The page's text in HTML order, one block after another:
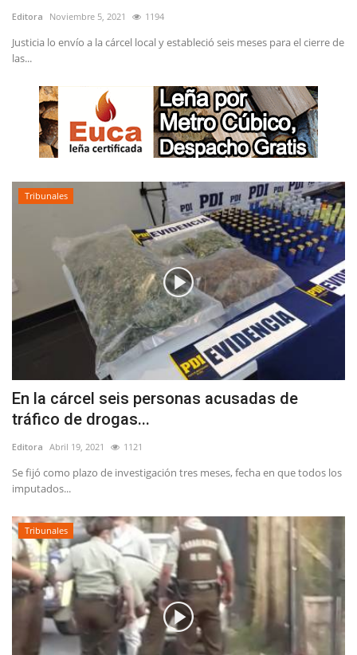
Editora Noviembre 5, 2021 1194
Justicia lo envío a la cárcel local y estableció seis meses para el cierre de
las...
Tribunales
En la cárcel seis personas acusadas de
tráfico de drogas...
Editora Abril 19, 2021 1121
Se fijó como plazo de investigación tres meses, fecha en que todos los
imputados...
Tribunales